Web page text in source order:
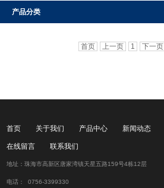
产品分类
首页 上一页 1 下一页
首页 关于我们 产品中心 新闻动态
在线留言 联系我们
地址：珠海市高新区唐家湾镇天星五路159号4栋12层
电话： 0756-3399330